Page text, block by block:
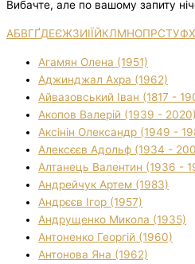
Вибачте, але по вашому запиту
АБВГҐДЕЄЖЗИІЇЙКЛМНОПРСТУФХ
Агамян Олена (1951)
Аджинджал Ахра (1962)
Айвазовський Іван (1817 -
Акопов Валерій (1939 - 2020)
Аксінін Олександр (1949 -
Алексєєв Адольф (1934 -
Алтанець Валентин (1936 -
Андрейчук Артем (1983)
Андрєєв Ігор (1957)
Андрущенко Микола (1935)
Антоненко Георгій (1960)
Антонова Яна (1962)